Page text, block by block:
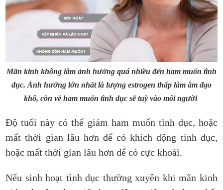
Mãn kinh không làm ảnh hưởng quá nhiều đến ham muốn tình
dục. Ảnh hưởng lớn nhất là lượng estrogen thấp làm âm đạo
khô, còn về ham muốn tình dục sẽ tuỳ vào mỗi người
Độ tuổi này có thể giảm ham muốn tình dục, hoặc
mất thời gian lâu hơn để có khích động tình dục,
hoặc mất thời gian lâu hơn để có cực khoái.
Nếu sinh hoạt tình dục thường xuyên khi mãn kinh